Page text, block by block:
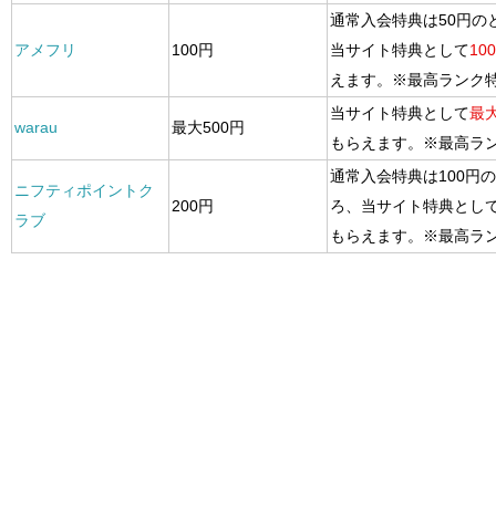
アメフリ 100円
通常入会特典は50円の
当サイト特典として
えます。※最高ランク
warau 最大500円
当サイト特典として最
もらえます。※最高ラ
ニフティポイントク
ラブ
200円
通常入会特典は100円
ろ、当サイト特典とし
もらえます。※最高ラ